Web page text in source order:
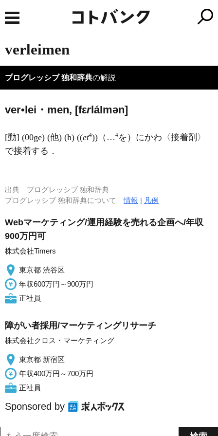
verleimen
プログレッシブ 独和辞典の解説
ver•lei・men, [fεrláImən]
[動] (00ge) (他) (h) ((et4))（…4を）にかわ〈接着剤〉
で接着する．
出典 プログレッシブ 独和辞典
プログレッシブ 独和辞典について情報 | 凡例
Webマーケティング/運用経験を売れる企画へ/年収
900万円可
株式会社Timers
東京都 渋谷区
年収600万円～900万円
正社員
障がい者採用/マーケティングリサーチ
株式会社クロス・マーケティング
東京都 新宿区
年収400万円～700万円
正社員
Sponsored by